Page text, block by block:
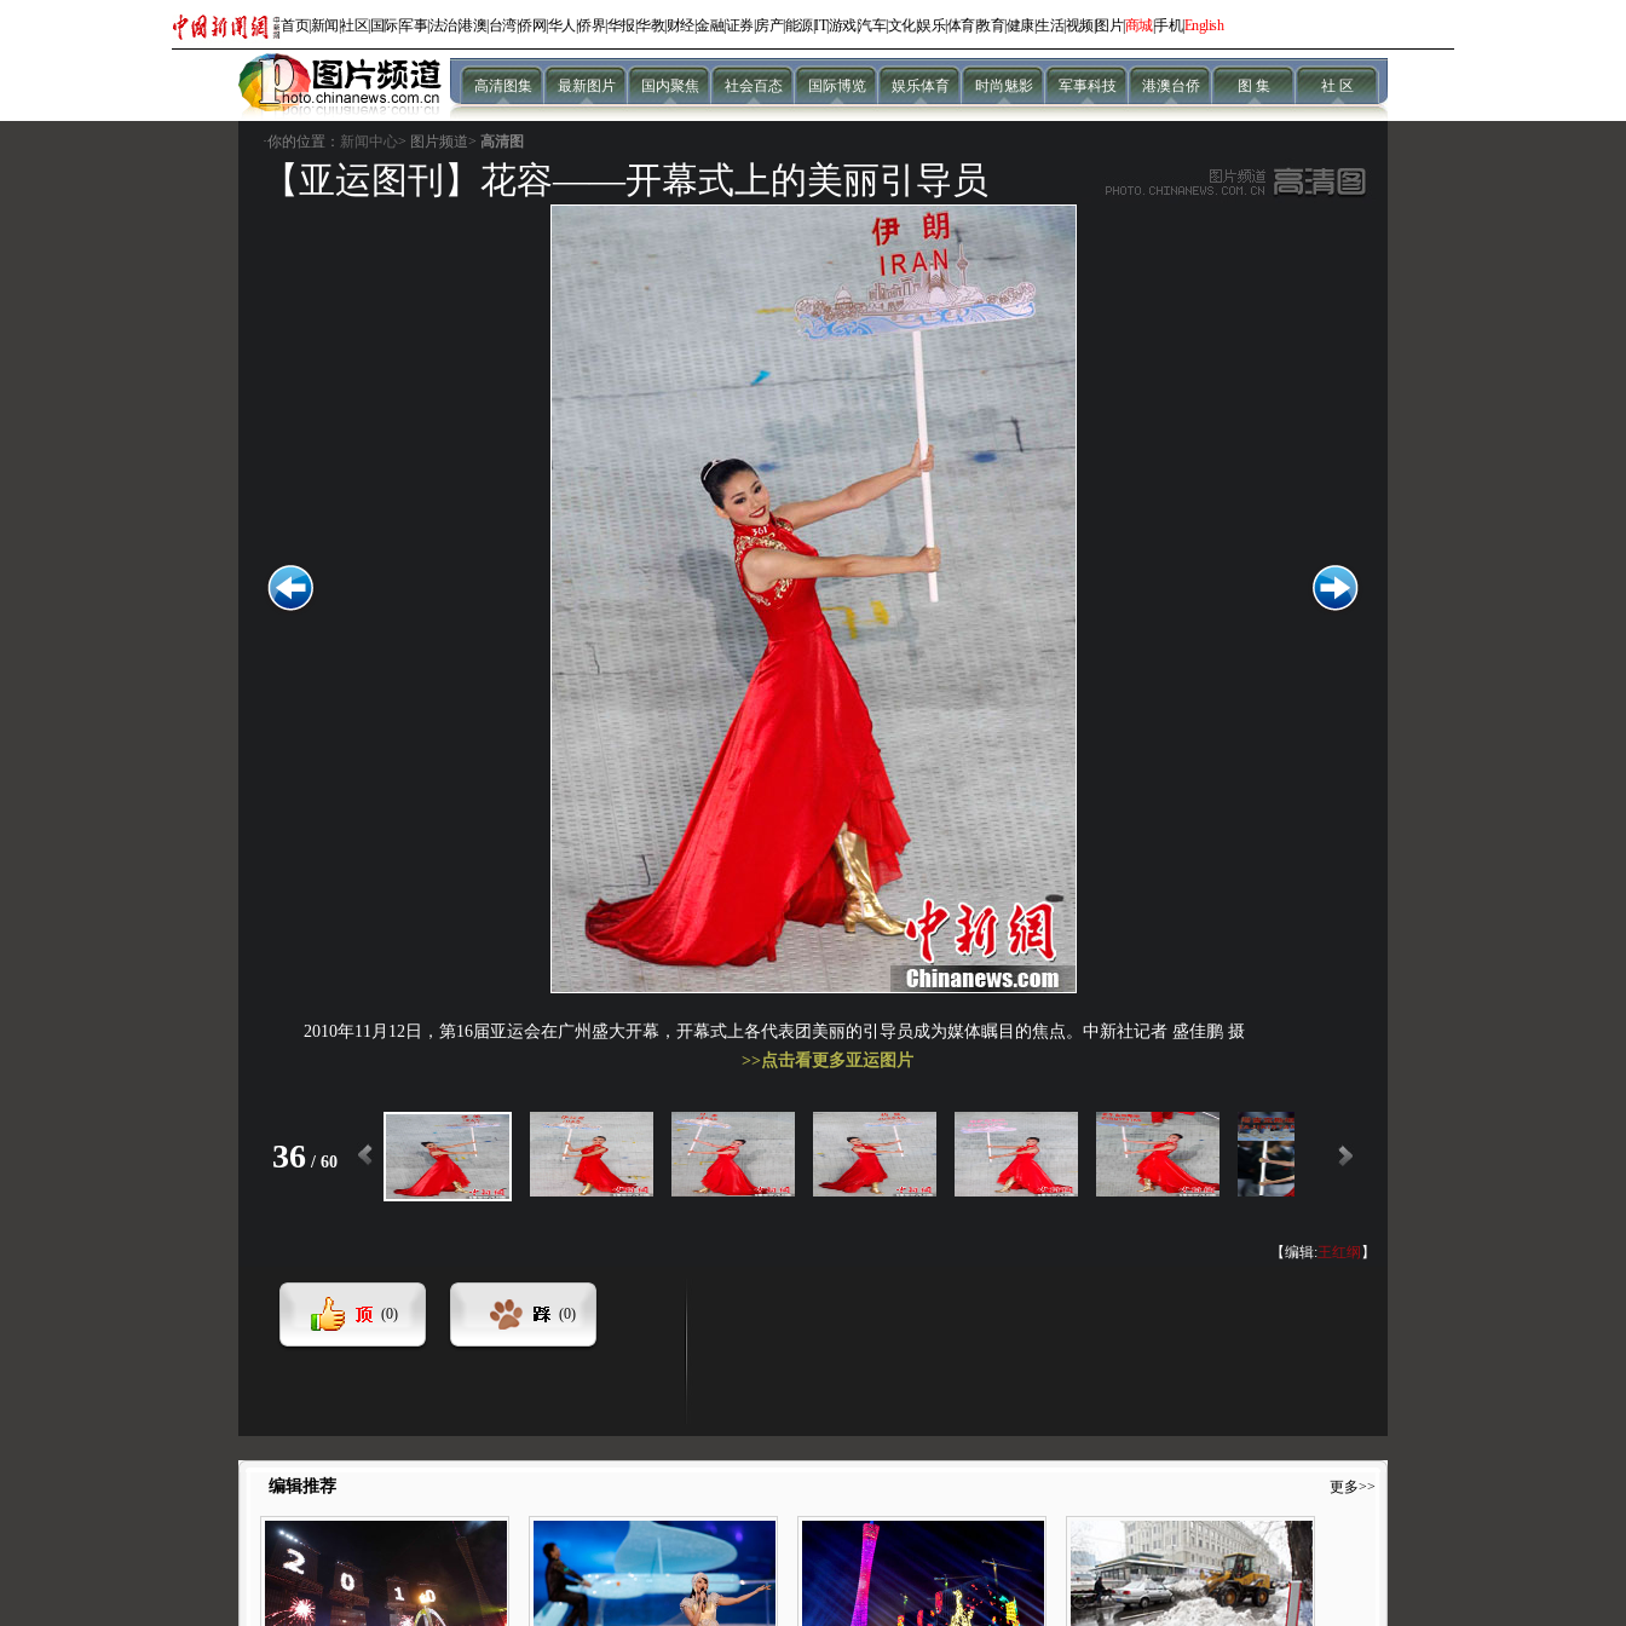
首页|新闻社区 国际|军事|法治|港澳 台湾|侨网 华人 侨界|华报华教|财经|金融|证券|房产|能源|IT|游戏|汽车|文化|娱乐|体育|教育|健康|生活|视频| 图片|商城|手机|English
高清图集 最新图片 国内聚焦 社会百态 国际博览 娱乐体育 时尚魅影 军事科技 港澳台侨 图 集 社 区
·你的位置： 新闻中心> 图片频道> 高清图
【亚运图刊】花容——开幕式上的美丽引导员
2010年11月12日，第16届亚运会在广州盛大开幕，开幕式上各代表团美丽的引导员成为媒体瞩目的焦点。中新社记者 盛佳鹏 摄
>>点击看更多亚运图片
36 / 60
【编辑:王红纲 】
(0) (0)
编辑推荐 更多>>